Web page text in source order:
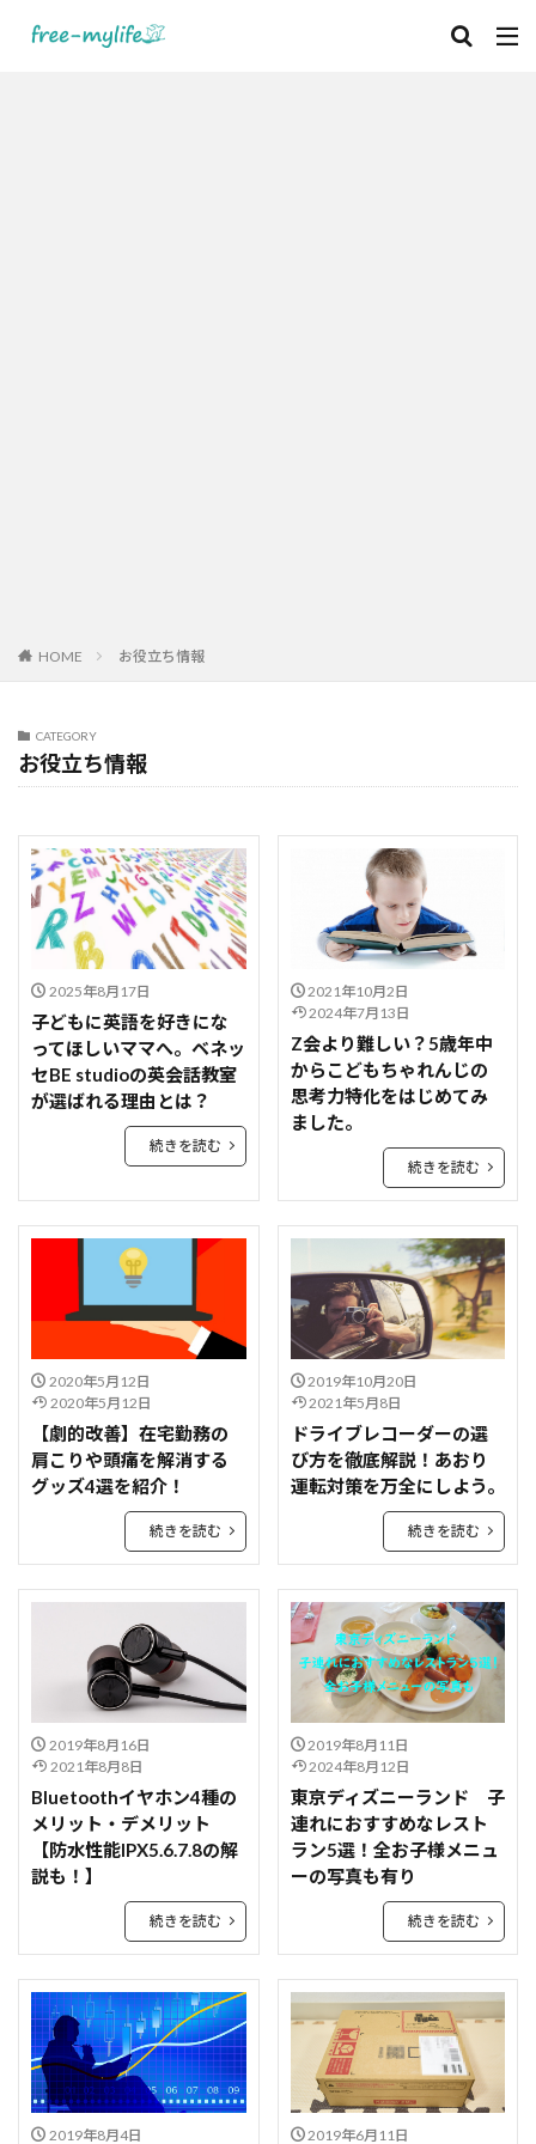
HOME お役立ち情報
CATEGORY
お役立ち情報
2025年8月17日
子どもに英語を好きにな
ってほしいママへ。ベネッ
セBE studioの英会話教室
が選ばれる理由とは？
続きを読む
2021年10月2日
2024年7月13日
Z会より難しい？5歳年中
からこどもちゃれんじの
思考力特化をはじめてみ
ました。
続きを読む
2020年5月12日
2020年5月12日
【劇的改善】在宅勤務の
肩こりや頭痛を解消する
グッズ4選を紹介！
続きを読む
2019年10月20日
2021年5月8日
ドライブレコーダーの選
び方を徹底解説！あおり
運転対策を万全にしよう。
続きを読む
2019年8月16日
2021年8月8日
Bluetoothイヤホン4種の
メリット・デメリット
【防水性能IPX5.6.7.8の解
説も！】
続きを読む
2019年8月11日
2024年8月12日
東京ディズニーランド 子
連れにおすすめなレスト
ラン5選！全お子様メニュ
ーの写真も有り
続きを読む
2019年8月4日 2019年6月11日